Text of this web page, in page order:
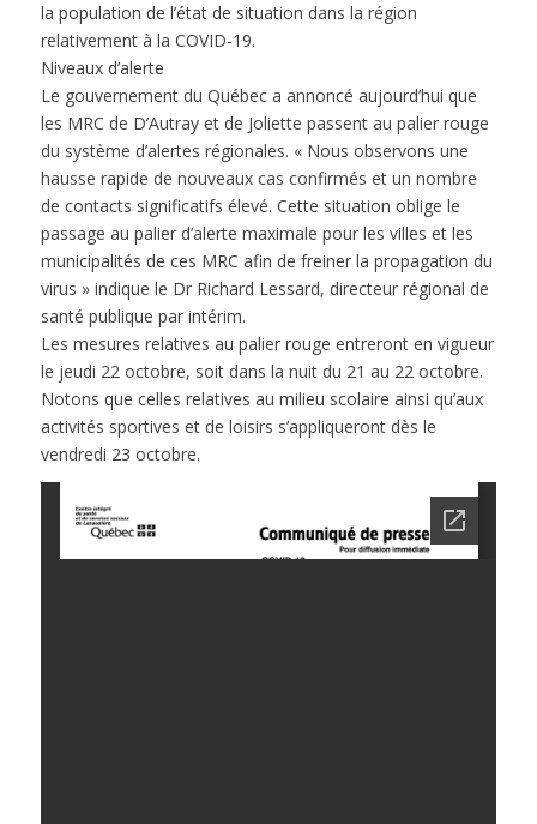
la population de l’état de situation dans la région
relativement à la COVID-19.
Niveaux d’alerte
Le gouvernement du Québec a annoncé aujourd’hui que
les MRC de D’Autray et de Joliette passent au palier rouge
du système d’alertes régionales. « Nous observons une
hausse rapide de nouveaux cas confirmés et un nombre
de contacts significatifs élevé. Cette situation oblige le
passage au palier d’alerte maximale pour les villes et les
municipalités de ces MRC afin de freiner la propagation du
virus » indique le Dr Richard Lessard, directeur régional de
santé publique par intérim.
Les mesures relatives au palier rouge entreront en vigueur
le jeudi 22 octobre, soit dans la nuit du 21 au 22 octobre.
Notons que celles relatives au milieu scolaire ainsi qu’aux
activités sportives et de loisirs s’appliqueront dès le
vendredi 23 octobre.